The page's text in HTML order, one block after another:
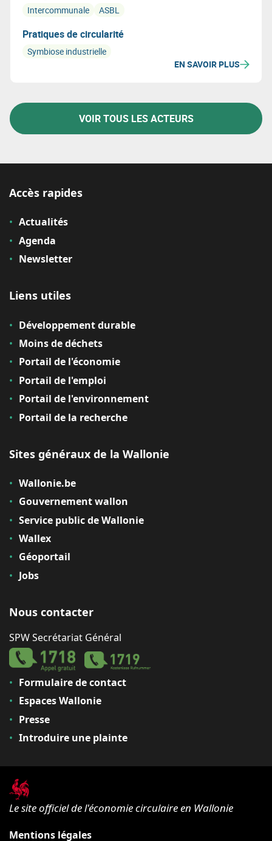
entreprises et des citoyens.
Intercommunale ASBL
Pratiques de circularité
Symbiose industrielle
EN SAVOIR PLUS
VOIR TOUS LES ACTEURS
Accès rapides
Actualités
Agenda
Newsletter
Liens utiles
Développement durable
Moins de déchets
Portail de l'économie
Portail de l'emploi
Portail de l'environnement
Portail de la recherche
Sites généraux de la Wallonie
Wallonie.be
Gouvernement wallon
Service public de Wallonie
Wallex
Géoportail
Jobs
Nous contacter
SPW Secrétariat Général
Formulaire de contact
Espaces Wallonie
Presse
Introduire une plainte
Le site officiel de l'économie circulaire en Wallonie
Mentions légales